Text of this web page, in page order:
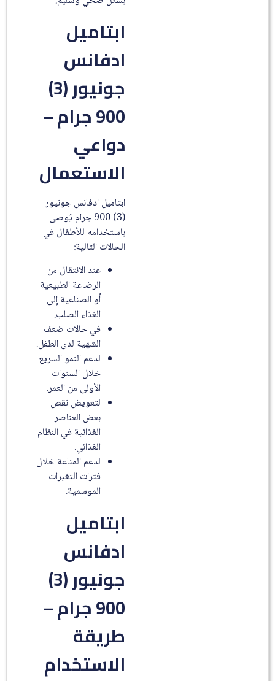
ابتاميل
ادفانس
جونيور (3)
900 جرام –
دواعي
الاستعمال
ابتاميل ادفانس جونيور
(3) 900 جرام يُوصى
باستخدامه للأطفال في
الحالات التالية:
عند الانتقال من
الرضاعة الطبيعية
أو الصناعية إلى
الغذاء الصلب.
في حالات ضعف
الشهية لدى الطفل.
لدعم النمو السريع
خلال السنوات
الأولى من العمر.
لتعويض نقص
بعض العناصر
الغذائية في النظام
الغذائي.
لدعم المناعة خلال
فترات التغيرات
الموسمية.
ابتاميل
ادفانس
جونيور (3)
900 جرام –
طريقة
الاستخدام